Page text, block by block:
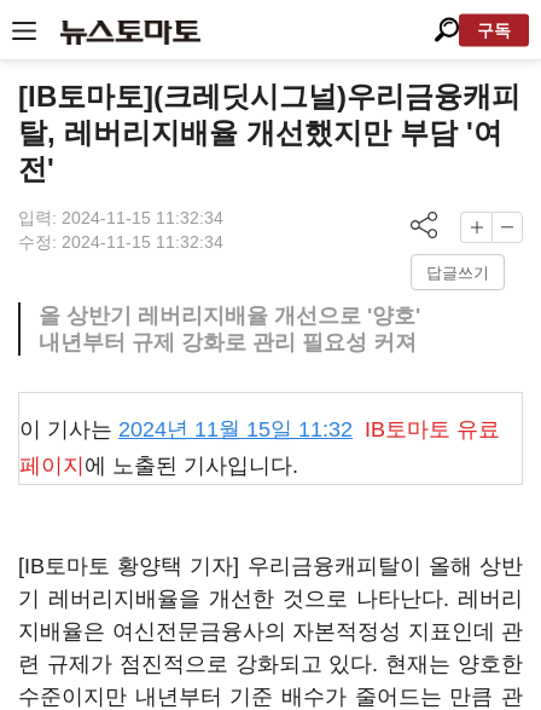
구독
[IB토마토](크레딧시그널)우리금융캐피
탈, 레버리지배율 개선했지만 부담 '여
전'
입력: 2024-11-15 11:32:34
수정: 2024-11-15 11:32:34
답글쓰기
올 상반기 레버리지배율 개선으로 '양호'
내년부터 규제 강화로 관리 필요성 커져
이 기사는 2024년 11월 15일 11:32 IB토마토 유료
페이지 에 노출된 기사입니다.
[IB토마토 황양택 기자] 우리금융캐피탈이 올해 상반
기 레버리지배율을 개선한 것으로 나타난다. 레버리
지배율은 여신전문금융사의 자본적정성 지표인데 관
련 규제가 점진적으로 강화되고 있다. 현재는 양호한
수준이지만 내년부터 기준 배수가 줄어드는 만큼 관